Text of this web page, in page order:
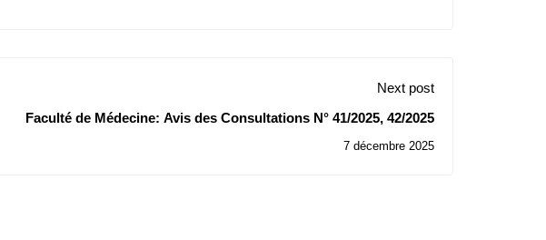
Next post
Faculté de Médecine: Avis des Consultations N° 41/2025, 42/2025
7 décembre 2025